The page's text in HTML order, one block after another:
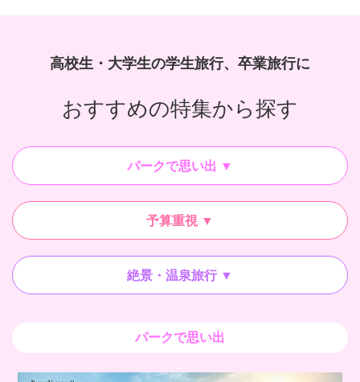
高校生・大学生の学生旅行、卒業旅行に
おすすめの特集から探す
パークで思い出 ▼
予算重視 ▼
絶景・温泉旅行 ▼
パークで思い出